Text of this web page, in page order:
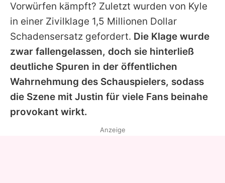
Vorwürfen kämpft? Zuletzt wurden von Kyle
in einer Zivilklage 1,5 Millionen Dollar
Schadensersatz gefordert. Die Klage wurde
zwar fallengelassen, doch sie hinterließ
deutliche Spuren in der öffentlichen
Wahrnehmung des Schauspielers, sodass
die Szene mit Justin für viele Fans beinahe
provokant wirkt.
Anzeige